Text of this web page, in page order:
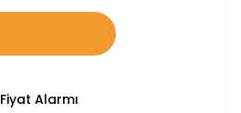
Fiyat Alarmı